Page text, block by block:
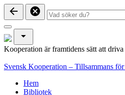
arrow_back cancel
arrow_drop_down
Kooperation är framtidens sätt att
Svensk Kooperation – Tillsammans
Hem
Bibliotek